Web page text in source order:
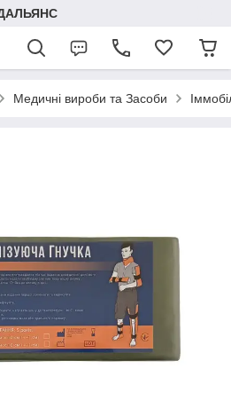
Медичні вироби та Засоби